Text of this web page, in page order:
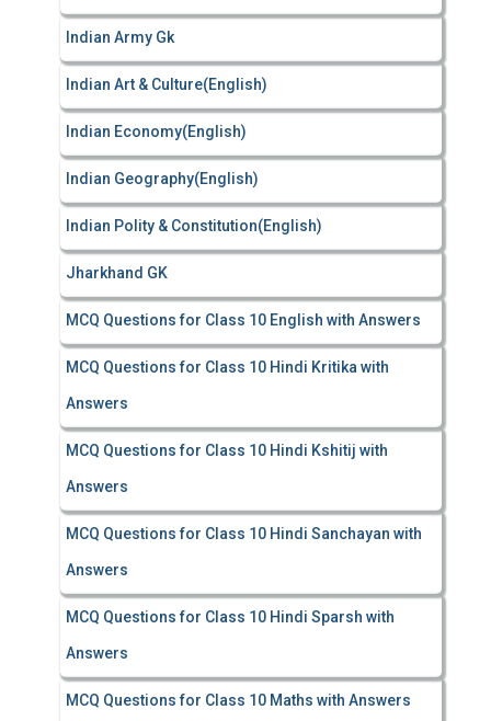
Indian Army Gk
Indian Art & Culture(English)
Indian Economy(English)
Indian Geography(English)
Indian Polity & Constitution(English)
Jharkhand GK
MCQ Questions for Class 10 English with Answers
MCQ Questions for Class 10 Hindi Kritika with
Answers
MCQ Questions for Class 10 Hindi Kshitij with
Answers
MCQ Questions for Class 10 Hindi Sanchayan with
Answers
MCQ Questions for Class 10 Hindi Sparsh with
Answers
MCQ Questions for Class 10 Maths with Answers